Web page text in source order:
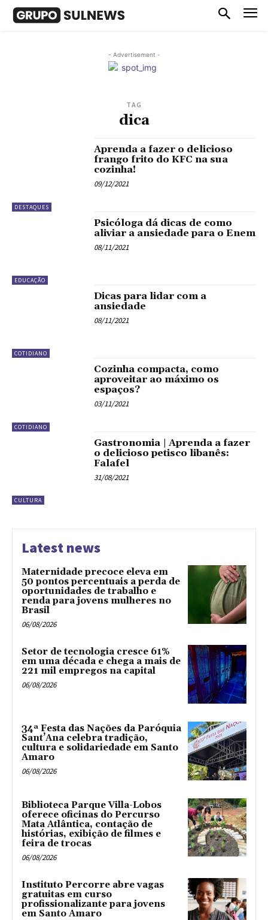
- Advertisement -
TAG
dica
DESTAQUES
Aprenda a fazer o delicioso
frango frito do KFC na sua
cozinha!
09/12/2021
EDUCAÇÃO
Psicóloga dá dicas de como
aliviar a ansiedade para o Enem
08/11/2021
COTIDIANO
Dicas para lidar com a
ansiedade
08/11/2021
COTIDIANO
Cozinha compacta, como
aproveitar ao máximo os
espaços?
03/11/2021
CULTURA
Gastronomia | Aprenda a fazer
o delicioso petisco libanês:
Falafel
31/08/2021
Latest news
Maternidade precoce eleva em
50 pontos percentuais a perda de
oportunidades de trabalho e
renda para jovens mulheres no
Brasil
06/08/2026
Setor de tecnologia cresce 61%
em uma década e chega a mais de
221 mil empregos na capital
06/08/2026
34ª Festa das Nações da Paróquia
Sant’Ana celebra tradição,
cultura e solidariedade em Santo
Amaro
06/08/2026
Biblioteca Parque Villa-Lobos
oferece oficinas do Percurso
Mata Atlântica, contação de
histórias, exibição de filmes e
feira de trocas
06/08/2026
Instituto Percorre abre vagas
gratuitas em curso
profissionalizante para jovens
em Santo Amaro